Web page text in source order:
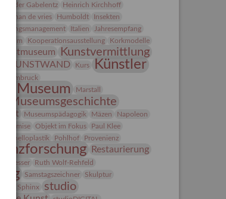
von der Gabelentz Heinrich Kirchhoff
herman de vries Humboldt
Insekten
Italien
Jahresempfang
Kooperationsausstellung Korkmodelle
Kunstmuseum Kunstvermittlung
KUNSTWAND Kurs Künstler
Lehmbruck
Museum
Marstall
Museumsgeschichte
Museumspädagogik Mäzen Napoleon
Remise Objekt im Fokus
Paul Klee
Phelloplastik Pohlhof Provenienz
Restaurierung
Lesser Ruth Wolf-Rehfeld
Samstagszeichner
Skulptur
Sphinx studio